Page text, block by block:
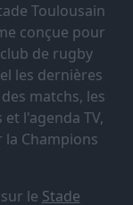
Toulousain
conçue pour
de rugby
les dernières
matchs, les
l'agenda TV,
la Champions
le Stade